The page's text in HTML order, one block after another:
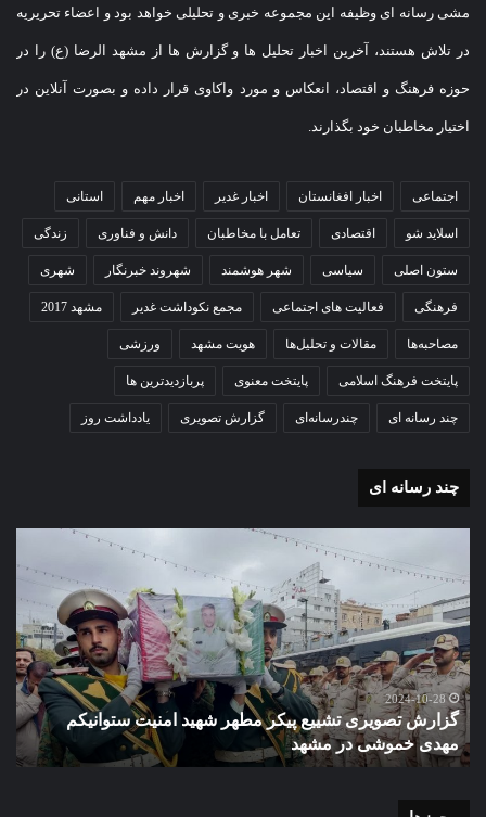
مشی رسانه ای وظیفه این مجموعه خبری و تحلیلی خواهد بود و اعضاء تحریریه
در تلاش هستند، آخرین اخبار تحلیل ها و گزارش ها از مشهد الرضا (ع) را در
حوزه فرهنگ و اقتصاد، انعکاس و مورد واکاوی قرار داده و بصورت آنلاین در
اختیار مخاطبان خود بگذارند.
اجتماعی اخبار افغانستان اخبار غدیر اخبار مهم استانی
اسلاید شو اقتصادی تعامل با مخاطبان دانش و فناوری زندگی
ستون اصلی سیاسی شهر هوشمند شهروند خبرنگار شهری
فرهنگی فعالیت های اجتماعی مجمع نکوداشت غدیر مشهد 2017
مصاحبه‌ها مقالات و تحلیل‌ها هویت مشهد ورزشی
پایتخت فرهنگ اسلامی پایتخت معنوی پربازدیدترین ها
چند رسانه ای چندرسانه‌ای گزارش تصویری یادداشت روز
چند رسانه ای
تشییع
پیکر
مطهر
شهید
امنیت
ستوانیکم
مهدی
خموشی
در
2024-10-28
گزارش تصویری تشییع پیکر مطهر شهید امنیت ستوانیکم
مهدی خموشی در مشهد
با